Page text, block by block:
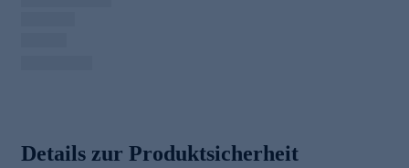
Details zur Produktsicherheit